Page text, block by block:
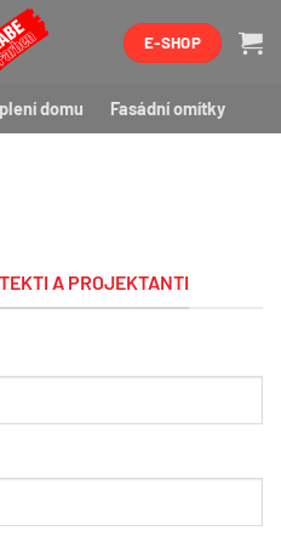
E-SHOP
domu Fasádní omítky
A PROJEKTANTI